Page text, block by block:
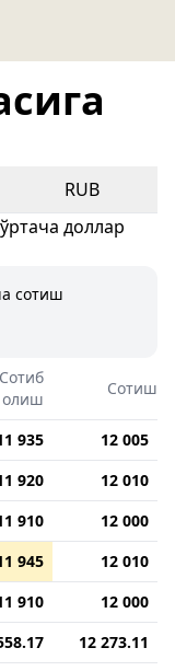
RUB
доллар
сотиш
Сотиб
олиш
Сотиш
935
12 005
920
12 010
910
12 000
945
12 010
910
12 000
12 273.11